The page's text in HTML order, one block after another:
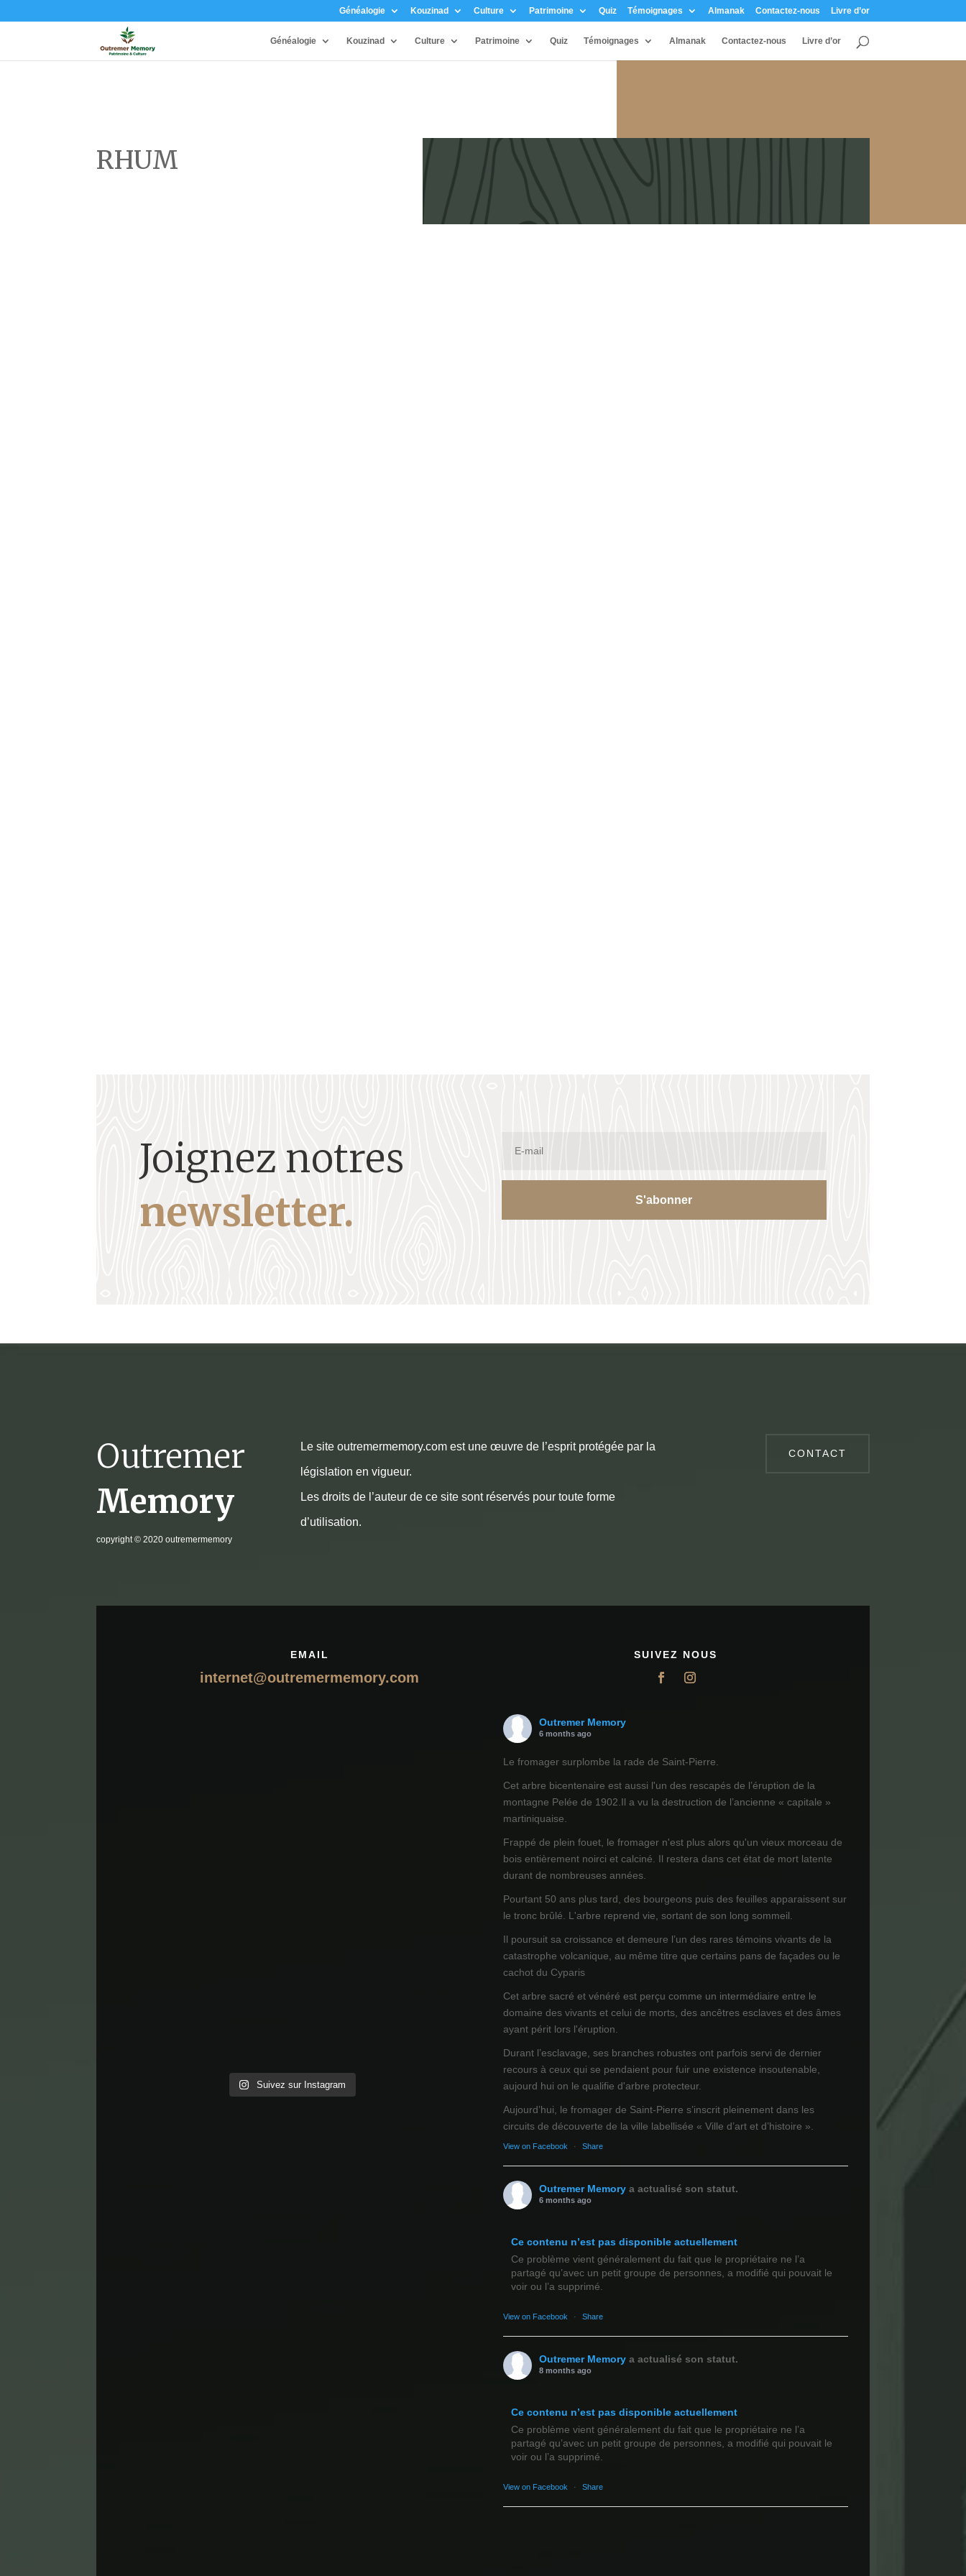
Généalogie Kouzinad Culture Patrimoine Quiz Témoignages Almanak Contactez-nous Livre d’or
Généalogie Kouzinad Culture Patrimoine Quiz Témoignages Almanak Contactez-nous Livre d’or
RHUM
Joignez notres
newsletter.
S'abonner
Outremer
Memory
copyright© 2020 outremermemory
Le site outremermemory.com est une œuvre de l’esprit protégée par la
législation en vigueur.
Les droits de l’auteur de ce site sont réservés pour toute forme
d’utilisation.
CONTACT
EMAIL
internet@outremermemory.com
Suivez sur Instagram
SUIVEZ NOUS
Outremer Memory
6 months ago
Le fromager surplombe la rade de Saint-Pierre.
Cet arbre bicentenaire est aussi l'un des rescapés de l’éruption de la
montagne Pelée de 1902.Il a vu la destruction de l’ancienne « capitale »
martiniquaise.
Frappé de plein fouet, le fromager n'est plus alors qu'un vieux morceau de
bois entièrement noirci et calciné. Il restera dans cet état de mort latente
durant de nombreuses années.
Pourtant 50 ans plus tard, des bourgeons puis des feuilles apparaissent sur
le tronc brûlé. L'arbre reprend vie, sortant de son long sommeil.
Il poursuit sa croissance et demeure l’un des rares témoins vivants de la
catastrophe volcanique, au même titre que certains pans de façades ou le
cachot du Cyparis
Cet arbre sacré et vénéré est perçu comme un intermédiaire entre le
domaine des vivants et celui de morts, des ancêtres esclaves et des âmes
ayant périt lors l'éruption.
Durant l’esclavage, ses branches robustes ont parfois servi de dernier
recours à ceux qui se pendaient pour fuir une existence insoutenable,
aujourd hui on le qualifie d'arbre protecteur.
Aujourd’hui, le fromager de Saint-Pierre s’inscrit pleinement dans les
circuits de découverte de la ville labellisée « Ville d’art et d’histoire ».
View on Facebook · Share
Outremer Memory a actualisé son statut.
6 months ago
Ce contenu n’est pas disponible actuellement
Ce problème vient généralement du fait que le propriétaire ne l’a
partagé qu’avec un petit groupe de personnes, a modifié qui pouvait le
voir ou l’a supprimé.
View on Facebook · Share
Outremer Memory a actualisé son statut.
8 months ago
Ce contenu n’est pas disponible actuellement
Ce problème vient généralement du fait que le propriétaire ne l’a
partagé qu’avec un petit groupe de personnes, a modifié qui pouvait le
voir ou l’a supprimé.
View on Facebook · Share